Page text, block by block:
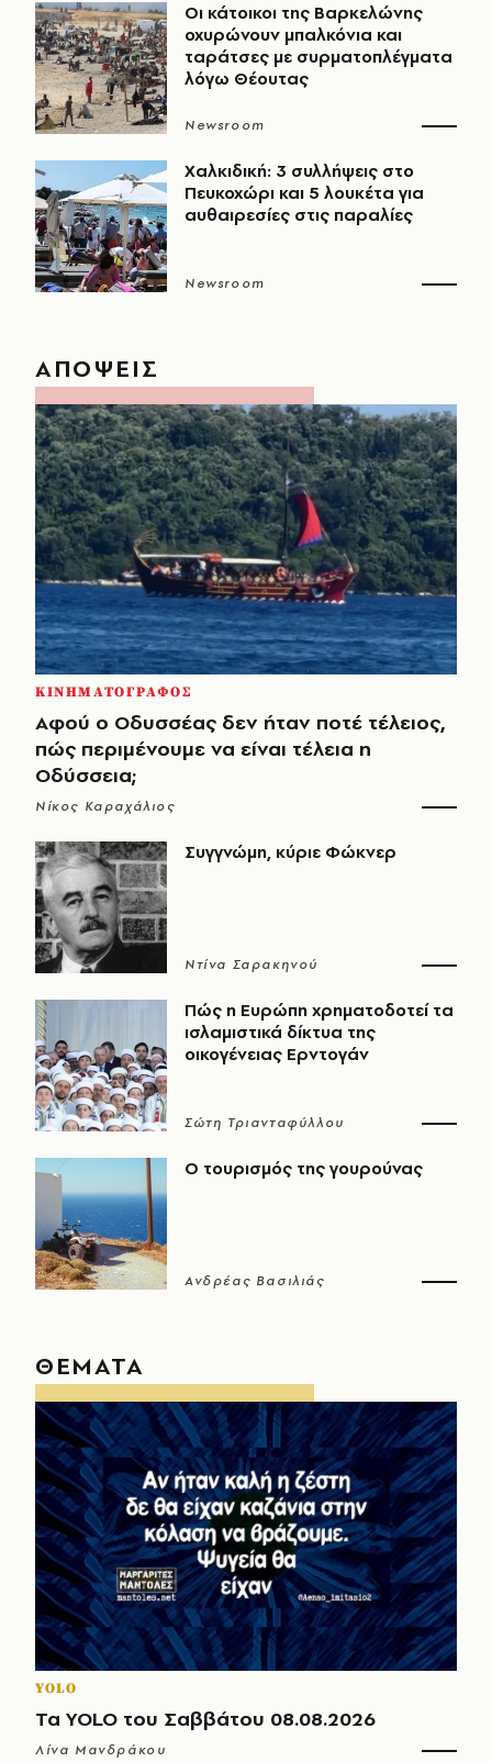
Οι κάτοικοι της Βαρκελώνης
οχυρώνουν μπαλκόνια και
ταράτσες με συρματοπλέγματα
λόγω Θέουτας
Newsroom
Χαλκιδική: 3 συλλήψεις στο
Πευκοχώρι και 5 λουκέτα για
αυθαιρεσίες στις παραλίες
Newsroom
ΑΠΟΨΕΙΣ
ΚΙΝΗΜΑΤΟΓΡΑΦΟΣ
Αφού ο Οδυσσέας δεν ήταν ποτέ τέλειος,
πώς περιμένουμε να είναι τέλεια η
Οδύσσεια;
Νίκος Καραχάλιος
Συγγνώμη, κύριε Φώκνερ
Ντίνα Σαρακηνού
Πώς η Ευρώπη χρηματοδοτεί τα
ισλαμιστικά δίκτυα της
οικογένειας Ερντογάν
Σώτη Τριανταφύλλου
Ο τουρισμός της γουρούνας
Ανδρέας Βασιλιάς
ΘΕΜΑΤΑ
YOLO
Τα YOLO του Σαββάτου 08.08.2026
Λίνα Μανδράκου